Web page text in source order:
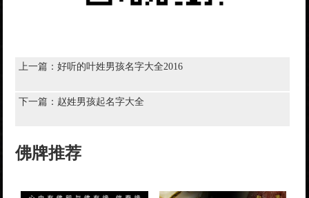
上一篇：好听的叶姓男孩名字大全2016
下一篇： 赵姓男孩起名字大全
佛牌推荐